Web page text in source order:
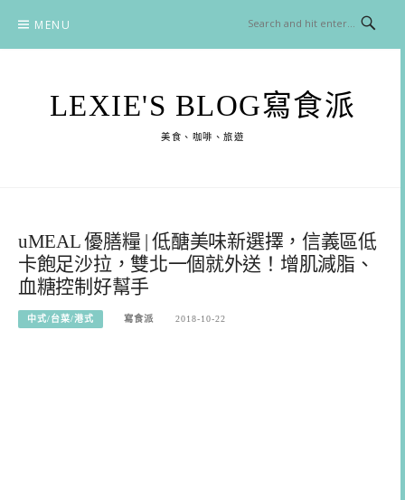
content
MENU
LEXIE'S BLOG寫食派
美食、咖啡、旅遊
uMEAL 優膳糧 | 低醣美味新選擇，信義區低
卡飽足沙拉，雙北一個就外送！增肌減脂、
血糖控制好幫手
中式/台菜/港式 寫食派 2018-10-22